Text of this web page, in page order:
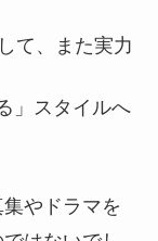
て、また実力
」スタイルへ
やドラマを